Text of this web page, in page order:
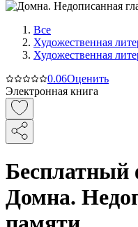
Все
Художественная
Художественная
0.06Оценить
Электронная книга
Бесплатный
Домна.